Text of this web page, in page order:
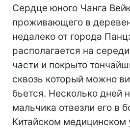
Сердце юного Чанга
проживающего в
недалеко от города
располагается на
части и покрыто
сквозь который можно
бьется. Несколько дней
мальчика отвезли его в
Китайском медицинском